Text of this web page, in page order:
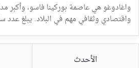
واغادوغو هي عاصمة بوركينا فاسو، وأكبر
واقتصادي وثقافي مهم في البلاد. يبلغ عدد سكانها
الأحدث